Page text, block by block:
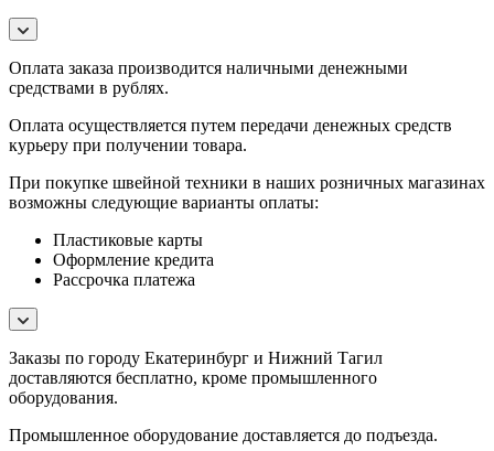
Оплата заказа производится наличными денежными
средствами в рублях.
Оплата осуществляется путем передачи денежных средств
курьеру при получении товара.
При покупке швейной техники в наших розничных магазинах
возможны следующие варианты оплаты:
Пластиковые карты
Оформление кредита
Рассрочка платежа
Заказы по городу Екатеринбург и Нижний Тагил
доставляются бесплатно, кроме промышленного
оборудования.
Промышленное оборудование доставляется до подъезда.